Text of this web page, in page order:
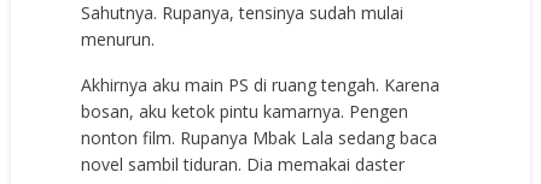
Sahutnya. Rupanya, tensinya sudah mulai
menurun.
Akhirnya aku main PS di ruang tengah. Karena
bosan, aku ketok pintu kamarnya. Pengen
nonton film. Rupanya Mbak Lala sedang baca
novel sambil tiduran. Dia memakai daster